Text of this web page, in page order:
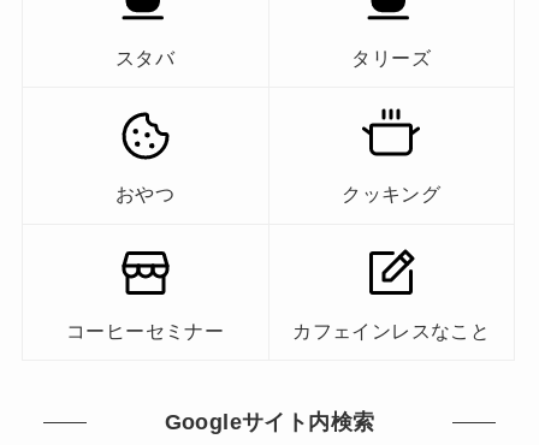
スタバ タリーズ
おやつ クッキング
コーヒーセミナー カフェインレスなこと
Googleサイト内検索